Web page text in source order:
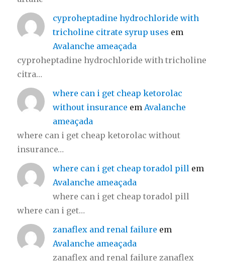
cyproheptadine hydrochloride with
tricholine citrate syrup uses em
Avalanche ameaçada
cyproheptadine hydrochloride with tricholine
citra…
where can i get cheap ketorolac
without insurance em Avalanche
ameaçada
where can i get cheap ketorolac without
insurance…
where can i get cheap toradol pill em
Avalanche ameaçada
where can i get cheap toradol pill
where can i get…
zanaflex and renal failure em
Avalanche ameaçada
zanaflex and renal failure zanaflex